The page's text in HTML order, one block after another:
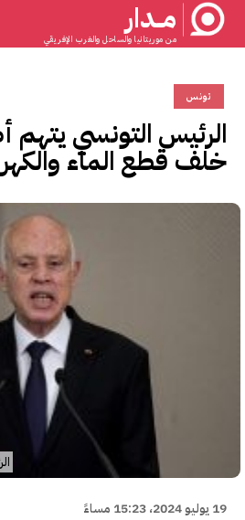
مــدار
من موريتانيا والساحل والغرب الإفريقي
تونس
الرئيس التونسي يتهم
خلف قطع الماء
19 يوليو 2024، 15:23 مساءً